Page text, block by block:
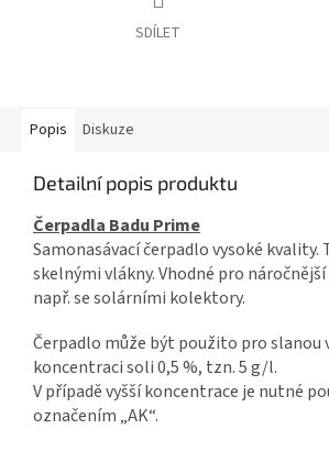
SDÍLET
Popis Diskuze
Detailní popis produktu
Čerpadla Badu Prime
Samonasávací čerpadlo vysoké kvality.
skelnými vlákny. Vhodné pro
např. se solárními kolektory.
Čerpadlo může být použito pro slanou
koncentraci soli 0,5 %, tzn. 5 g/l.
V případě vyšší koncentrace je nutné
označením „AK“.